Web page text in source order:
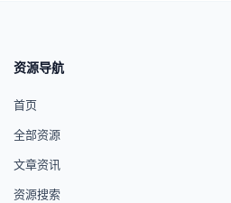
资源导航
首页
全部资源
文章资讯
资源搜索